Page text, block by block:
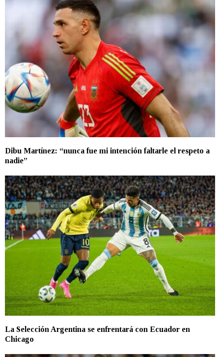
Dibu Martínez: “nunca fue mi intención faltarle el respeto a
nadie”
La Selección Argentina se enfrentará con Ecuador en
Chicago